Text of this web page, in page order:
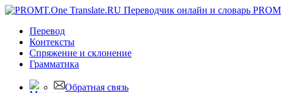
Перевод
Контексты
Спряжение и склонение
Грамматика
Обратная связь